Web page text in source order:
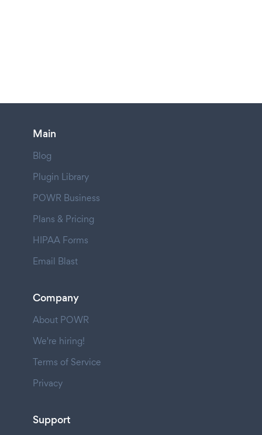
Main
Blog
Plugin Library
POWR Business
Plans & Pricing
HIPAA Forms
Email Blast
Company
About POWR
We're hiring!
Terms of Service
Privacy
Support